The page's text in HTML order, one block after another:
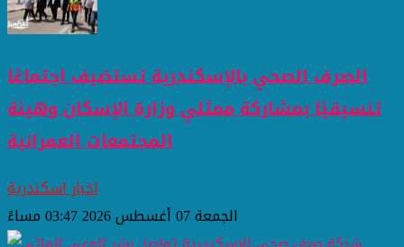
الصرف الصحي بالإسكندرية تستضيف اجتماعًا
تنسيقيًا بمشاركة ممثلي وزارة الإسكان وهيئة
المجتمعات العمرانية
اخبار اسكندرية
الجمعة 07 أغسطس 2026 03:47 مساءً